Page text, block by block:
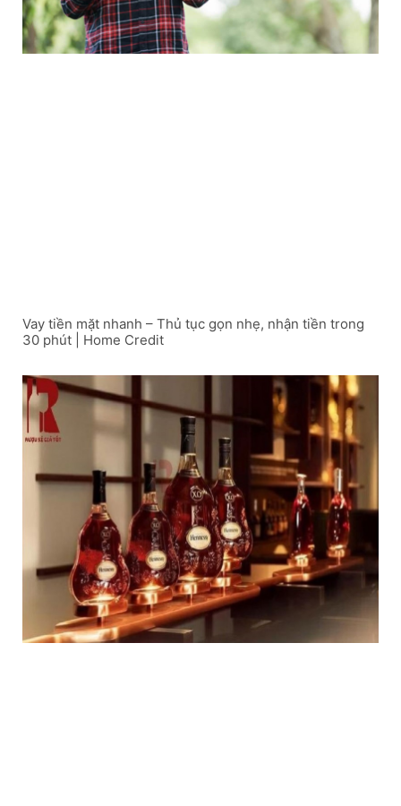
Vay tiền mặt nhanh – Thủ tục gọn nhẹ, nhận tiền trong
30 phút | Home Credit